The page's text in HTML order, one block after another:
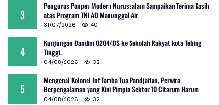
3
Pengurus Ponpes Modern Nurussalam Sampaikan Terima Kasih
atas Program TNI AD Manunggal Air
31/07/2026 40
4
Kunjungan Dandim 0204/DS ke Sekolah Rakyat kota Tebing
Tinggi.
04/08/2026 32
5
Mengenal Kolonel Inf Tamba Tua Pandjaitan, Perwira
Berpengalaman yang Kini Pimpin Sektor 10 Citarum Harum
04/08/2026 32